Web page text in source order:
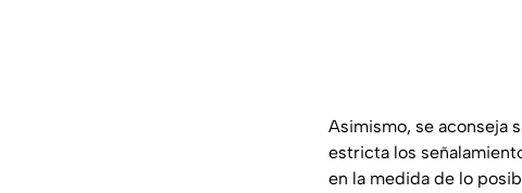
Asimismo, se aconseja
estricta los
en la medida de lo